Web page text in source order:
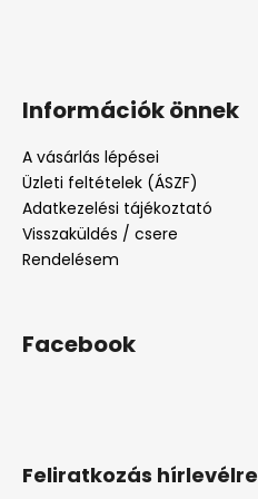
Feliratkozás hírlevélre
Információk önnek
A vásárlás lépései
Üzleti feltételek (ÁSZF)
Adatkezelési tájékoztató
Visszaküldés / csere
Rendelésem
Facebook